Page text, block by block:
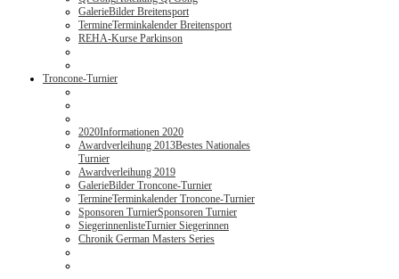
GalerieBilder Breitensport
TermineTerminkalender Breitensport
REHA-Kurse Parkinson
Troncone-Turnier
2020Informationen 2020
Awardverleihung 2013Bestes Nationales
Turnier
Awardverleihung 2019
GalerieBilder Troncone-Turnier
TermineTerminkalender Troncone-Turnier
Sponsoren TurnierSponsoren Turnier
SiegerinnenlisteTurnier Siegerinnen
Chronik German Masters Series